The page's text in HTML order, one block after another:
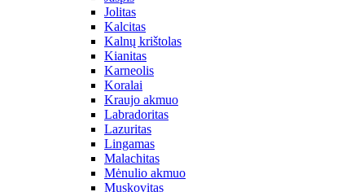
Jolitas
Kalcitas
Kalnų krištolas
Kianitas
Karneolis
Koralai
Kraujo akmuo
Labradoritas
Lazuritas
Lingamas
Malachitas
Mėnulio akmuo
Muskovitas